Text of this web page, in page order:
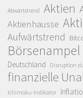
Abwärtstrend Aktien
Aktienhausse
Aufwärtstrend
Börsenampel
Deutschland Disruption
finanzielle
Ichimoku-Indikator